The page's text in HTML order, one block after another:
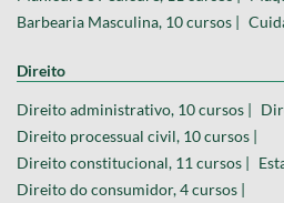
Barbearia Masculina, 10 cursos |
Direito
Direito administrativo, 10 cursos |
Direito processual civil, 10 cursos |
Direito constitucional, 11 cursos |
Direito do consumidor, 4 cursos |